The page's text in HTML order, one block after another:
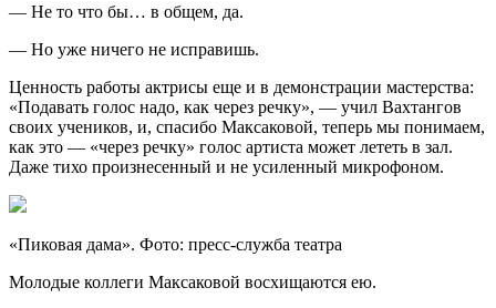
— Не то что бы… в общем, да.
— Но уже ничего не исправишь.
Ценность работы актрисы еще и в демонстрации мастерства:
«Подавать голос надо, как через речку», — учил Вахтангов
своих учеников, и, спасибо Максаковой, теперь мы понимаем,
как это — «через речку» голос артиста может лететь в зал.
Даже тихо произнесенный и не усиленный микрофоном.
«Пиковая дама». Фото: пресс-служба театра
Молодые коллеги Максаковой восхищаются ею.